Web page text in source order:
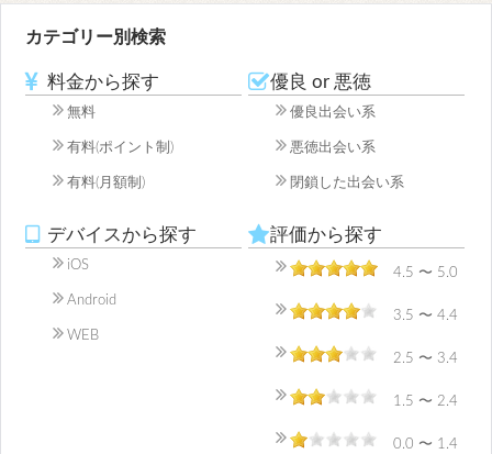
カテゴリー別検索
料金から探す
無料
有料(ポイント制)
有料(月額制)
優良 or 悪徳
優良出会い系
悪徳出会い系
閉鎖した出会い系
デバイスから探す
iOS
Android
WEB
評価から探す
4.5 〜 5.0
3.5 〜 4.4
2.5 〜 3.4
1.5 〜 2.4
0.0 〜 1.4